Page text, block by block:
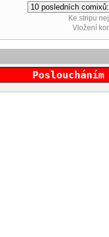
Ke stripu
Vložení